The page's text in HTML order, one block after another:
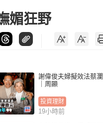
媚狂野
謝偉俊夫婦擬效法蔡瀾
｜周顯
投資理財
19小時前